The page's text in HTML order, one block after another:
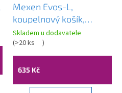
Mexen Evos-L,
koupelnový košík,
kartáčovaná měď,
70A8714-65
Skladem u dodavatele
(>20 ks )
635 Kč